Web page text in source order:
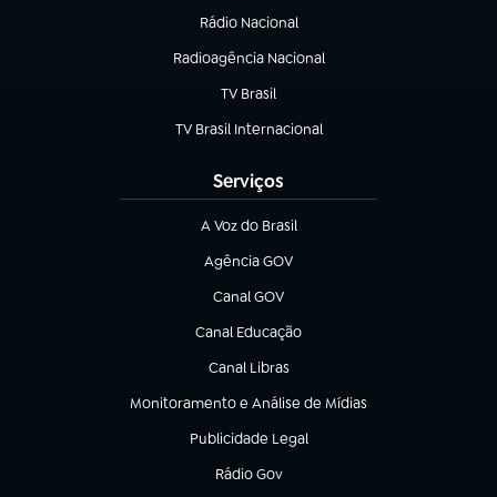
Rádio Nacional
Radioagência Nacional
(abre em nova aba)
TV Brasil
(abre em nova aba)
TV Brasil Internacional
(abre em nova aba)
Serviços
A Voz do Brasil
(abre em nova aba)
Agência GOV
(abre em nova aba)
Canal GOV
(abre em nova aba)
Canal Educação
(abre em nova aba)
Canal Libras
(abre em nova aba)
Monitoramento e Análise de Mídias
(abre em nova aba)
Publicidade Legal
(abre em nova aba)
Rádio Gov
(abre em nova aba)